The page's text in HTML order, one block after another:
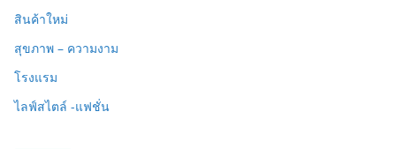
สินค้าใหม่
สุขภาพ – ความงาม
โรงแรม
ไลฟ์สไตล์ -แฟชั่น